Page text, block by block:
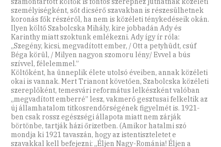
személyiségként, sőt dicsérő szavakban is részesülhetnek
koronás fők részéről, ha nem is közéleti ténykedéseik okán.
Ilyen költő Szabolcska Mihály, kire jobbadán Ady és
Karinthy miatt szoktunk emlékezni. Ady így ír róla:
„Szegény, kicsi, megvadított ember, / Ott a petyhüdt, csúf
Béga körül, / Milyen nagyon szomoru lény/ Evvel a bús
szívvel, félelemmel.”
Költőként, ha ünneplik élete utolsó éveiben, annak közéleti
okai is vannak. Mert Trianont követően, Szabolcska közéleti
szereplőként, temesvári református lelkészként valóban
„megvadított emberré” lesz, vakmerő gesztusai felkeltik az
új államhatalom titkosrendőrségének figyelmét is. 1921-
ben csak rossz egészségi állapota miatt nem zárják
börtönbe, tartják házi őrizetben. (Amikor hatalmi szó
mondja ki 1921 tavaszán, hogy az istentiszteletet e
szavakkal kell befejezni: „Éljen Nagy-Románia! Éljen a